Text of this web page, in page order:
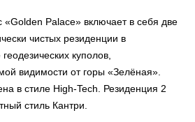
«Golden Palace» включает в себя две
чистых резиденции в
куполов,
видимости от горы «Зелёная».
в стиле High-Tech. Резиденция 2
стиль Кантри.